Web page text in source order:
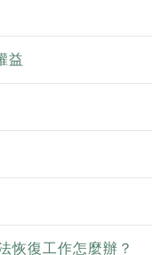
益
恢復工作怎麼辦？